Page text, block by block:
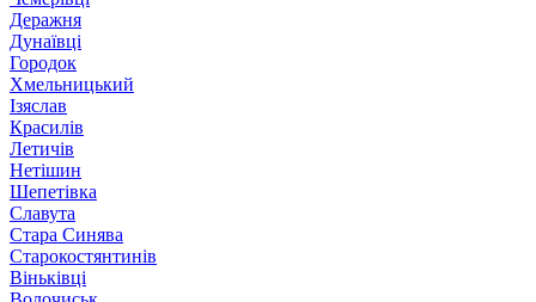
Деражня
Дунаївці
Городок
Хмельницький
Ізяслав
Красилів
Летичів
Нетішин
Шепетівка
Славута
Стара Синява
Старокостянтинів
Віньківці